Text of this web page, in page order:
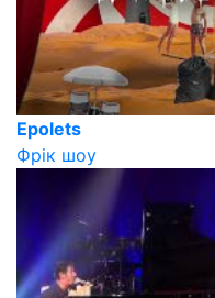
Epolets
Фрік шоу